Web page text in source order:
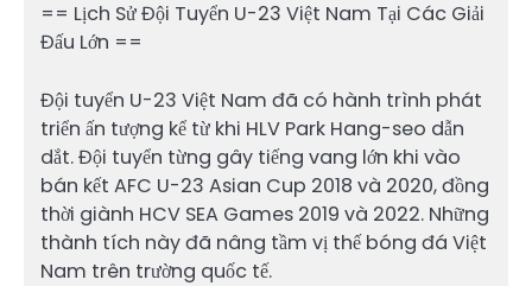
== Lịch Sử Đội Tuyển U-23 Việt Nam Tại Các Giải
Đấu Lớn ==
Đội tuyển U-23 Việt Nam đã có hành trình phát
triển ấn tượng kể từ khi HLV Park Hang-seo dẫn
dắt. Đội tuyển từng gây tiếng vang lớn khi vào
bán kết AFC U-23 Asian Cup 2018 và 2020, đồng
thời giành HCV SEA Games 2019 và 2022. Những
thành tích này đã nâng tầm vị thế bóng đá Việt
Nam trên trường quốc tế.